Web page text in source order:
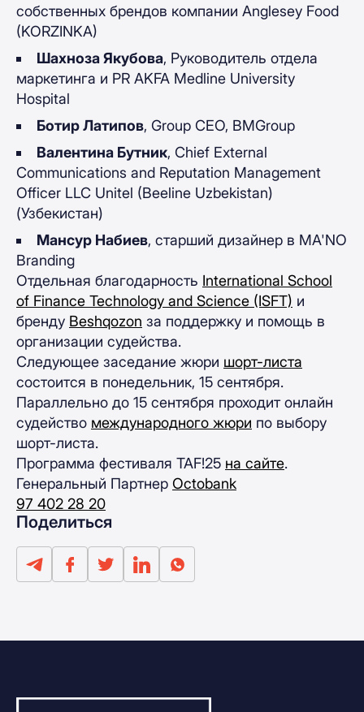
собственных брендов компании Anglesey Food
(KORZINKA)
Шахноза Якубова, Руководитель отдела
маркетинга и PR AKFA Medline University
Hospital
Ботир Латипов, Group CEO, BMGroup
Валентина Бутник, Chief External
Communications and Reputation Management
Officer LLC Unitel (Beeline Uzbekistan)
(Узбекистан)
Мансур Набиев, старший дизайнер в MA'NO
Branding
Отдельная благодарность International School
of Finance Technology and Science (ISFT) и
бренду Beshqozon за поддержку и помощь в
организации судейства.
Следующее заседание жюри шорт-листа
состоится в понедельник, 15 сентября.
Параллельно до 15 сентября проходит онлайн
судейство международного жюри по выбору
шорт-листа.
Программа фестиваля TAF!25 на сайте.
Генеральный Партнер Octobank
97 402 28 20
Поделиться